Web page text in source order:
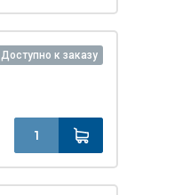
Доступно к заказу